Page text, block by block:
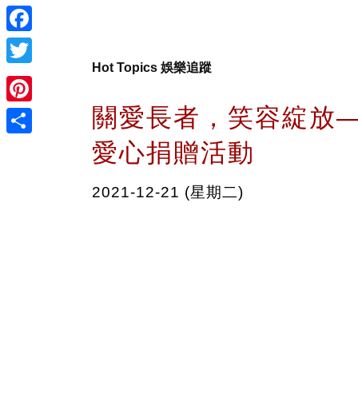
Facebook
Twitter
Pinterest
Hot Topics 娛樂追蹤
關愛長者，笑容綻
愛心捐贈活動
2021-12-21 (星期二)